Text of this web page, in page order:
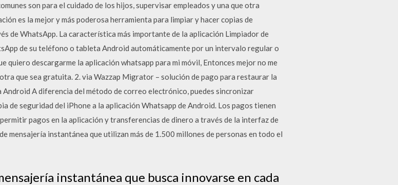
son para el cuidado de los hijos, supervisar empleados y una que otra
es la mejor y más poderosa herramienta para limpiar y hacer copias de
de WhatsApp. La característica más importante de la aplicación Limpiador de
de su teléfono o tableta Android automáticamente por un intervalo regular o
quiero descargarme la aplicación whatsapp para mi móvil, Entonces mejor no me
que sea gratuita. 2. via Wazzap Migrator – solución de pago para restaurar la
Android A diferencia del método de correo electrónico, puedes sincronizar
de seguridad del iPhone a la aplicación Whatsapp de Android. Los pagos tienen
pagos en la aplicación y transferencias de dinero a través de la interfaz de
mensajería instantánea que utilizan más de 1.500 millones de personas en todo el
instantánea que busca innovarse en cada